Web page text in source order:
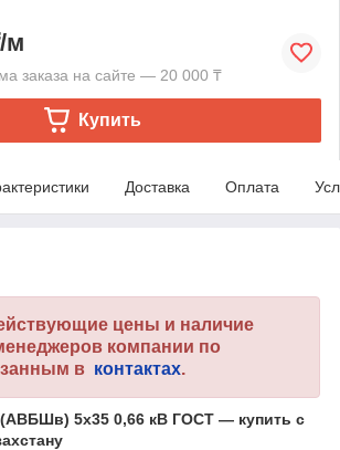
м
заказа на сайте — 20 000 ₸
Купить
Доставка Оплата
цены и наличие
компании по
в контактах.
5х35 0,66 кВ ГОСТ — купить с